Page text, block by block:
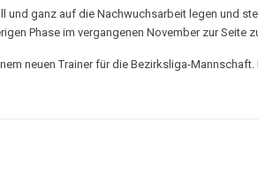
ganz auf die Nachwuchsarbeit legen und
Phase im vergangenen November zur
neuen Trainer für die Bezirksliga-